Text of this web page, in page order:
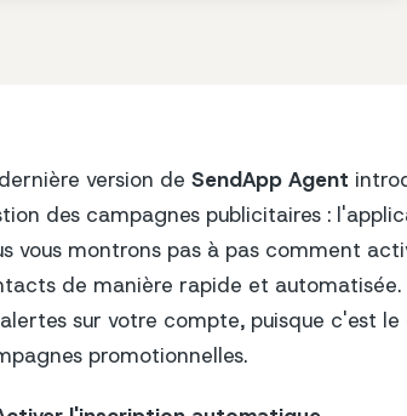
version de SendApp Agent
des campagnes publicitaires :
vous montrons pas à pas comment
de manière rapide et
sur votre compte, puisque c'est
promotionnelles.